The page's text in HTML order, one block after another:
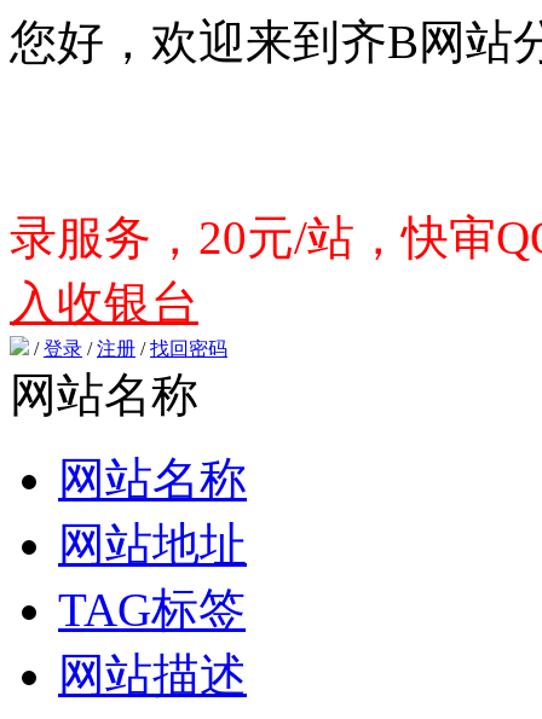
您好，欢迎来到齐B网站
录服务，20元/站，快审
入收银台
/登录 /注册 /找回密码
网站名称
网站名称
网站地址
TAG标签
网站描述